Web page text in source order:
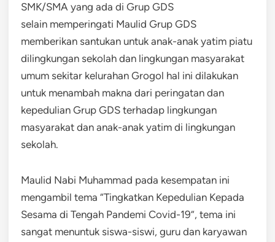
SMK/SMA yang ada di Grup GDS
selain memperingati Maulid Grup GDS
memberikan santukan untuk anak-anak yatim piatu
dilingkungan sekolah dan lingkungan masyarakat
umum sekitar kelurahan Grogol hal ini dilakukan
untuk menambah makna dari peringatan dan
kepedulian Grup GDS terhadap lingkungan
masyarakat dan anak-anak yatim di lingkungan
sekolah.
Maulid Nabi Muhammad pada kesempatan ini
mengambil tema “Tingkatkan Kepedulian Kepada
Sesama di Tengah Pandemi Covid-19”, tema ini
sangat menuntuk siswa-siswi, guru dan karyawan